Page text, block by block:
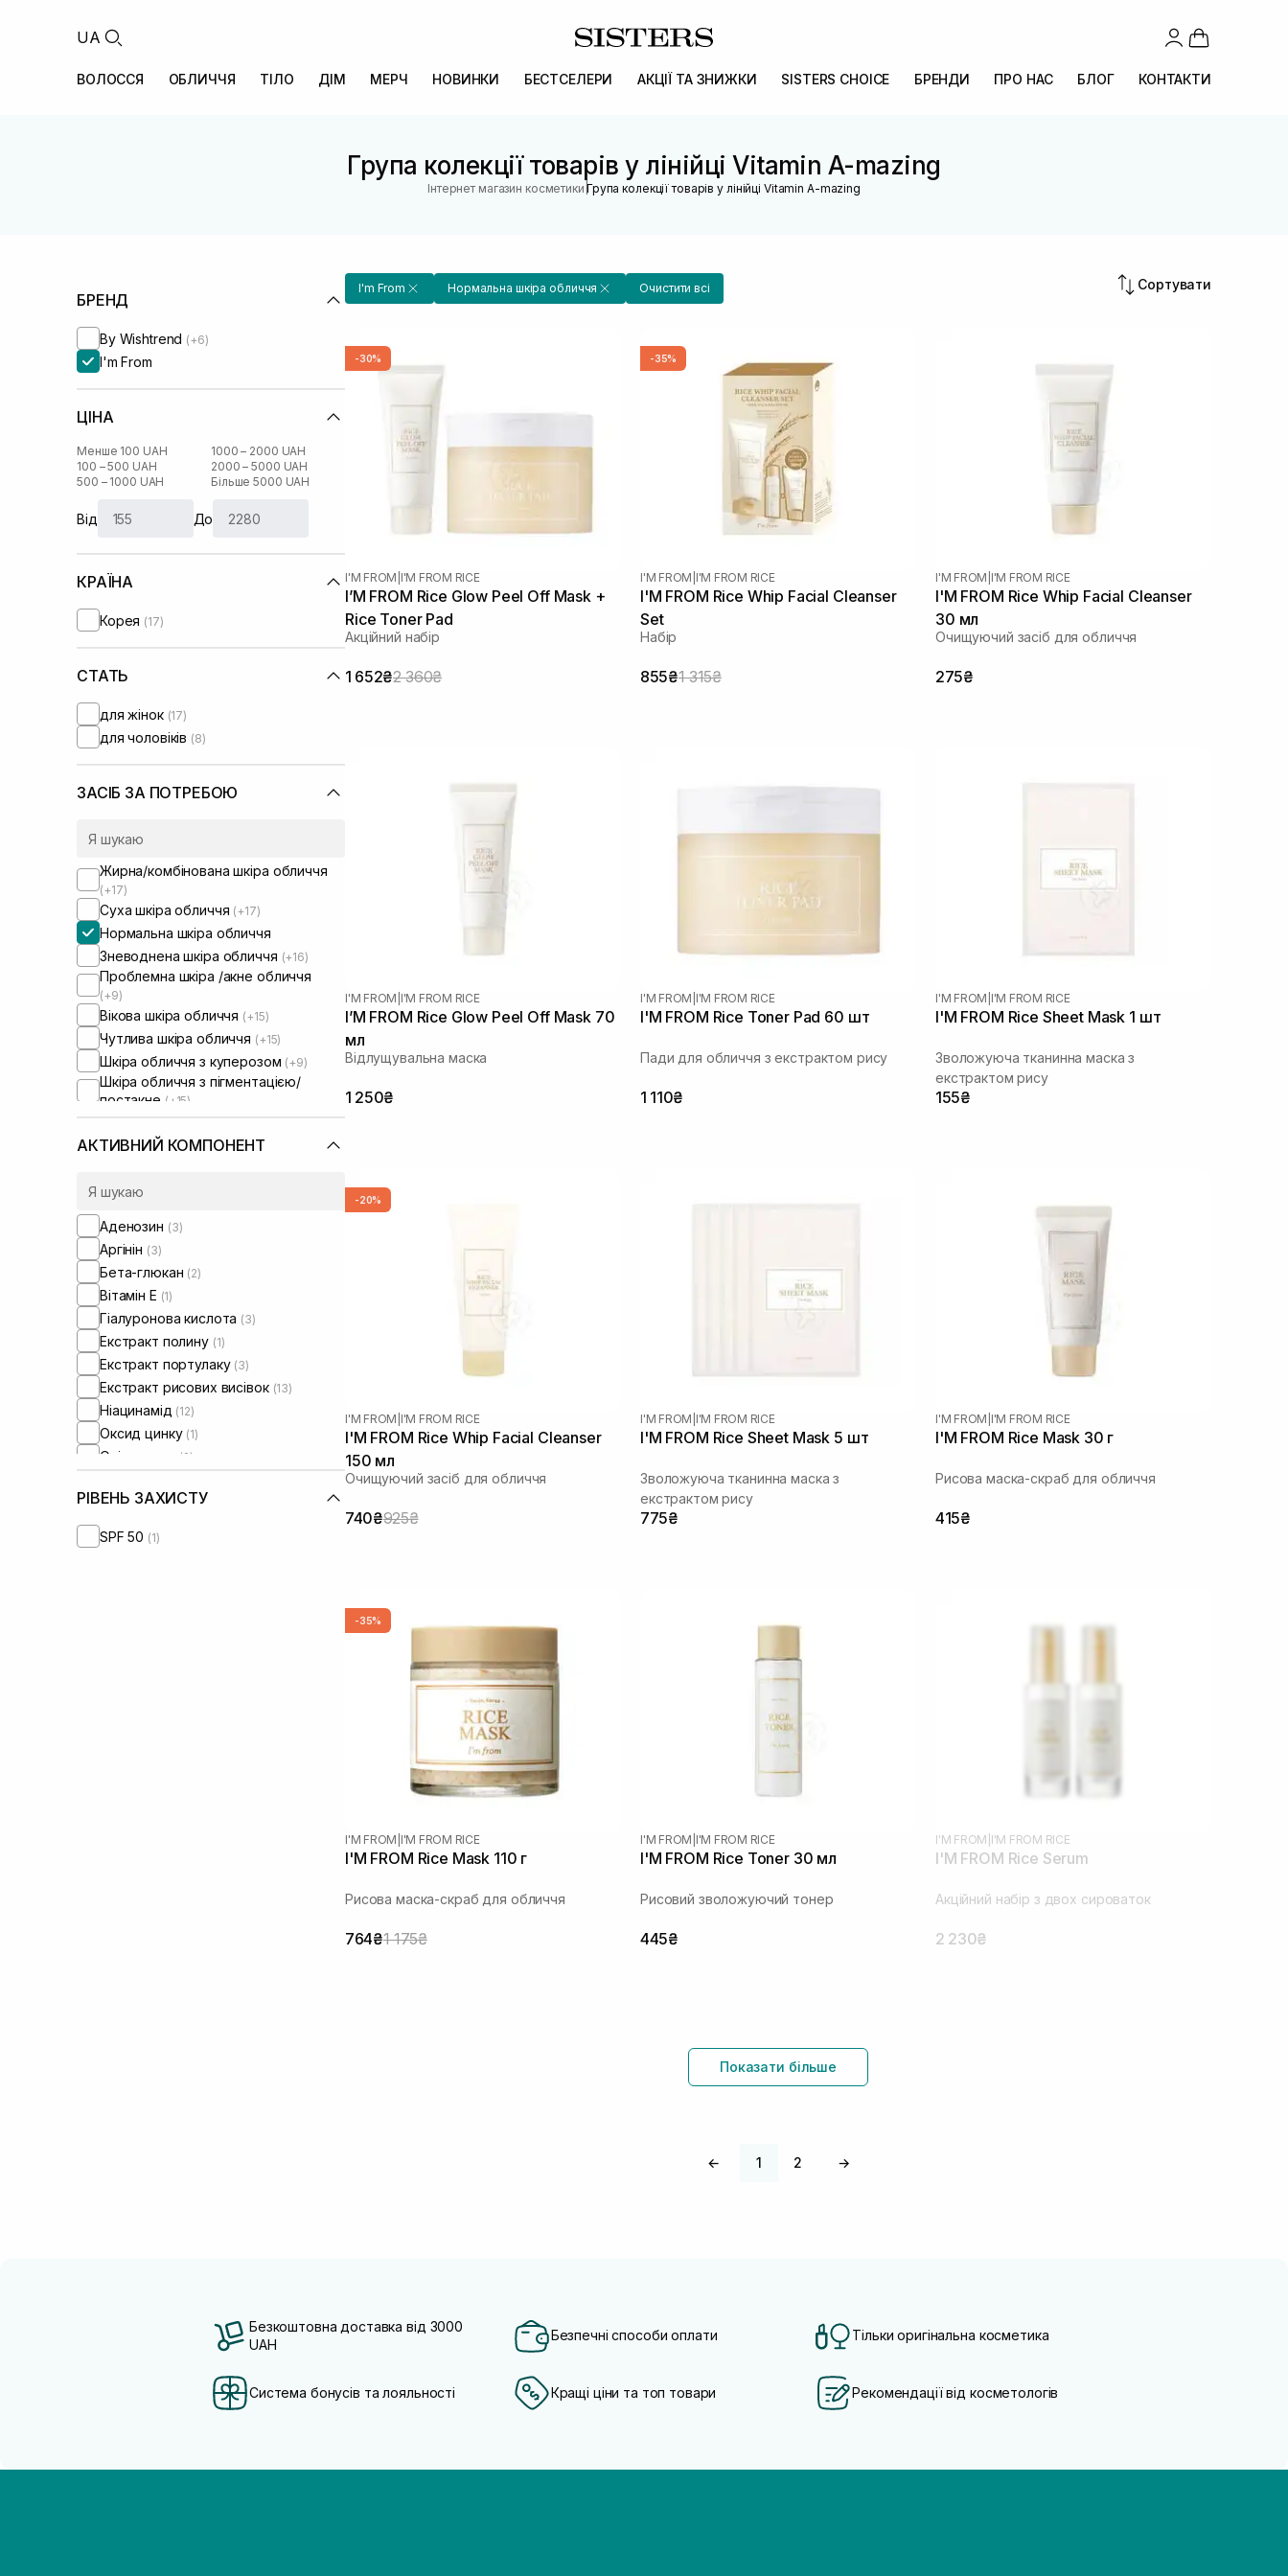
UA
ВОЛОССЯ ОБЛИЧЧЯ ТІЛО ДІМ МЕРЧ НОВИНКИ БЕСТСЕЛЕРИ АКЦІЇ ТА ЗНИЖКИ SISTERS CHOICE БРЕНДИ ПРО НАС БЛОГ КОНТАКТИ
Група колекції товарів у лінійці Vitamin A-mazing
Інтернет магазин косметики |Група колекції товарів у лінійці Vitamin A-mazing
БРЕНД
By Wishtrend (+6)
I'm From
ЦІНА
Менше 100 UAH
100 – 500 UAH
500 – 1000 UAH
1000 – 2000 UAH
2000 – 5000 UAH
Більше 5000 UAH
Від До
КРАЇНА
Корея (17)
СТАТЬ
для жінок (17)
для чоловіків (8)
ЗАСІБ ЗА ПОТРЕБОЮ
Жирна/комбінована шкіра обличчя
(+17)
Суха шкіра обличчя (+17)
Нормальна шкіра обличчя
Зневоднена шкіра обличчя (+16)
Проблемна шкіра /акне обличчя
(+9)
Вікова шкіра обличчя (+15)
Чутлива шкіра обличчя (+15)
Шкіра обличчя з куперозом (+9)
Шкіра обличчя з пігментацією/
постакне (+15)
Шкіра обличчя з розширеними
порами(+6)
Шкіра обличчя з порушеним
Шкіра обличчя з порушеним
Зволожуючі сироватки для
обличчя(+1)
АКТИВНИЙ КОМПОНЕНТ
Аденозин (3)
Аргінін (3)
Бета-глюкан (2)
Вітамін Е (1)
Гіалуронова кислота (3)
Екстракт полину (1)
Екстракт портулаку (3)
Екстракт рисових висівок (13)
Ніацинамід (12)
Оксид цинку (1)
Олія аргани (2)
Сквалан(2)
РІВЕНЬ ЗАХИСТУ
SPF 50 (1)
I'm From Нормальна шкіра обличчя Очистити всі Сортувати
-30%
I'M FROM I'M FROM RICE
I’M FROM Rice Glow Peel Off Mask +
Rice Toner Pad
Акційний набір
1 652₴2 360₴
-35%
I'M FROM I'M FROM RICE
I'M FROM Rice Whip Facial Cleanser
Set
Набір
855₴1 315₴
I'M FROM I'M FROM RICE
I'M FROM Rice Whip Facial Cleanser
30 мл
Очищуючий засіб для обличчя
275₴
I'M FROM I'M FROM RICE
I’M FROM Rice Glow Peel Off Mask 70
мл
Відлущувальна маска
1 250₴
I'M FROM I'M FROM RICE
I'M FROM Rice Toner Pad 60 шт
Пади для обличчя з екстрактом рису
1 110₴
I'M FROM I'M FROM RICE
I'M FROM Rice Sheet Mask 1 шт
Зволожуюча тканинна маска з
екстрактом рису
155₴
-20%
I'M FROM I'M FROM RICE
I'M FROM Rice Whip Facial Cleanser
150 мл
Очищуючий засіб для обличчя
740₴925₴
I'M FROM I'M FROM RICE
I'M FROM Rice Sheet Mask 5 шт
Зволожуюча тканинна маска з
екстрактом рису
775₴
I'M FROM I'M FROM RICE
I'M FROM Rice Mask 30 г
Рисова маска-скраб для обличчя
415₴
-35%
I'M FROM I'M FROM RICE
I'M FROM Rice Mask 110 г
Рисова маска-скраб для обличчя
764₴1 175₴
I'M FROM I'M FROM RICE
I'M FROM Rice Toner 30 мл
Рисовий зволожуючий тонер
445₴
I'M FROM I'M FROM RICE
I'M FROM Rice Serum
Акційний набір з двох сироваток
2 230₴
Показати більше
← 1 2 →
Безкоштовна доставка від 3000
UAH
Безпечні способи оплати Тільки оригінальна косметика
Система бонусів та лояльності Кращі ціни та топ товари Рекомендації від косметологів